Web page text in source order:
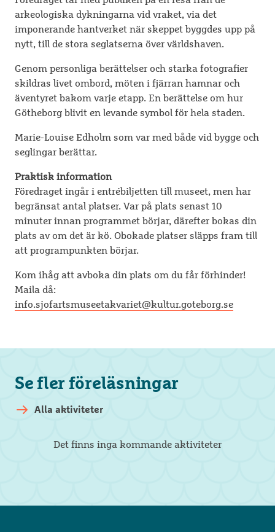
arkeologiska dykningarna vid vraket, via det
imponerande hantverket när skeppet byggdes upp på
nytt, till de stora seglatserna över världshaven.
Genom personliga berättelser och starka fotografier
skildras livet ombord, möten i fjärran hamnar och
äventyret bakom varje etapp. En berättelse om hur
Götheborg blivit en levande symbol för hela staden.
Marie-Louise Edholm som var med både vid bygge och
seglingar berättar.
Praktisk information
Föredraget ingår i entrébiljetten till museet, men har
begränsat antal platser. Var på plats senast 10
minuter innan programmet börjar, därefter bokas din
plats av om det är kö. Obokade platser släpps fram till
att programpunkten börjar.
Kom ihåg att avboka din plats om du får förhinder!
Maila då:
info.sjofartsmuseetakvariet@kultur.goteborg.se
Se fler föreläsningar
Alla aktiviteter
Det finns inga kommande aktiviteter